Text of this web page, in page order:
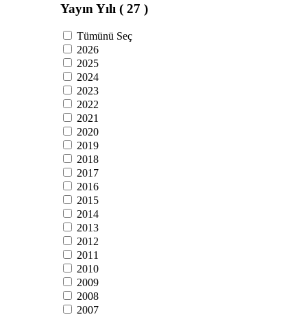
Yayın Yılı ( 27 )
Tümünü Seç
2026
2025
2024
2023
2022
2021
2020
2019
2018
2017
2016
2015
2014
2013
2012
2011
2010
2009
2008
2007